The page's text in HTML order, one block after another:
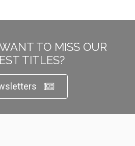
TO MISS OUR
TITLES?